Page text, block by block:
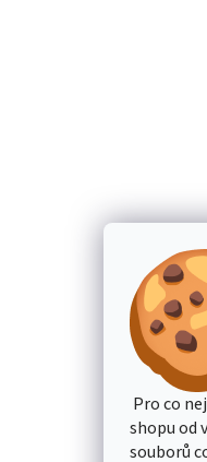
Pro co
shopu od
souborů